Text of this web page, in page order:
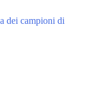
dei campioni di